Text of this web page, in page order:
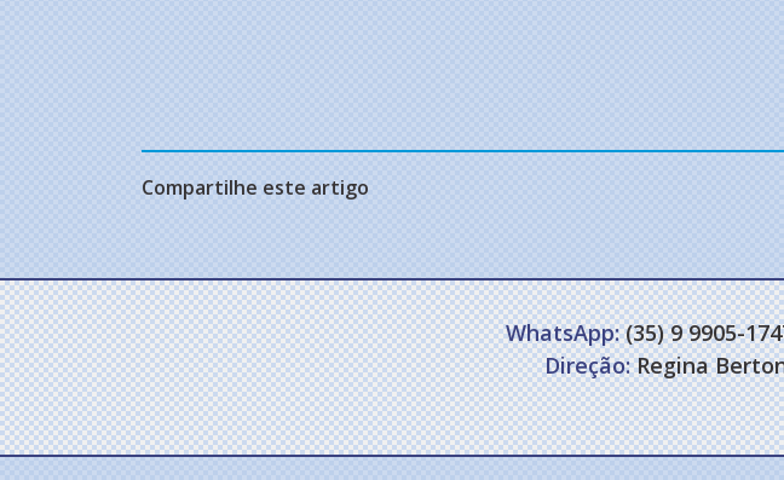
Compartilhe este artigo
WhatsApp:(35) 9 9905-
Direção:Regina